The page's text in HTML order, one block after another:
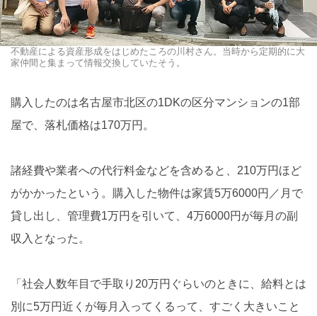
不動産による資産形成をはじめたころの川村さん。当時から定期的に大
家仲間と集まって情報交換していたそう。
購入したのは名古屋市北区の1DKの区分マンションの1部
屋で、落札価格は170万円。
諸経費や業者への代行料金などを含めると、210万円ほど
がかかったという。購入した物件は家賃5万6000円／月で
貸し出し、管理費1万円を引いて、4万6000円が毎月の副
収入となった。
「社会人数年目で手取り20万円ぐらいのときに、給料とは
別に5万円近くが毎月入ってくるって、すごく大きいこと